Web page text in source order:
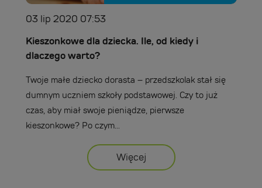
03 lip 2020 07:53
Kieszonkowe dla dziecka. Ile, od kiedy i
dlaczego warto?
Twoje małe dziecko dorasta – przedszkolak stał się
dumnym uczniem szkoły podstawowej. Czy to już
czas, aby miał swoje pieniądze, pierwsze
kieszonkowe? Po czym...
Więcej